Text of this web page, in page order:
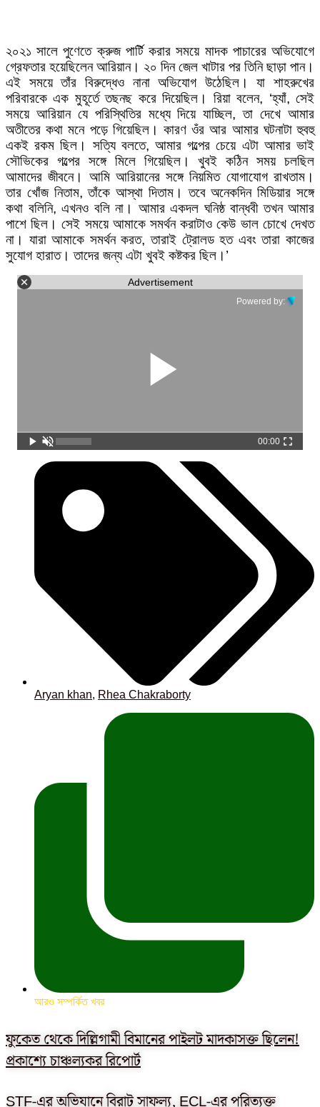
২০২১ সালে পুণেতে ক্রুজ পার্টি করার সময়ে মাদক পাচারের অভিযোগে
গ্রেফতার হয়েছিলেন আরিয়ান। ২০ দিন জেল খাটার পর তিনি ছাড়া পান।
এই সময়ে তাঁর বিরুদ্ধেও নানা অভিযোগ উঠেছিল। যা শাহরুখের
পরিবারকে এক মুহূর্তে তছনছ করে দিয়েছিল। রিয়া বলেন, ‘হ্যাঁ, সেই
সময়ে আরিয়ান যে পরিস্থিতির মধ্যে দিয়ে যাচ্ছিল, তা দেখে আমার
অতীতের কথা মনে পড়ে গিয়েছিল। কারণ ওঁর আর আমার ঘটনাটা হুবহু
একই রকম ছিল। সত্যি বলতে, আমার গল্পের চেয়ে এটা আমার ভাই
সৌভিকের গল্পের সঙ্গে মিলে গিয়েছিল। খুবই কঠিন সময় চলছিল
আমাদের জীবনে। আমি আরিয়ানের সঙ্গে নিয়মিত যোগাযোগ রাখতাম।
তার খোঁজ নিতাম, তাঁকে আস্থা দিতাম। তবে অনেকদিন মিডিয়ার সঙ্গে
কথা বলিনি, এখনও বলি না। আমার একদল ঘনিষ্ঠ বান্ধবী তখন আমার
পাশে ছিল। সেই সময়ে আমাকে সমর্থন করাটাও কেউ ভাল চোখে দেখত
না। যারা আমাকে সমর্থন করত, তারাই ট্রোলড হত এবং তারা কাজের
সুযোগ হারাত। তাদের জন্য এটা খুবই কষ্টকর ছিল।’
Advertisement
Powered by:
00:00
Aryan khan, Rhea Chakraborty
আরও সম্পর্কিত খবর
ফুকেত থেকে দিল্লিগামী বিমানের পাইলট মাদকাসক্ত ছিলেন!
প্রকাশ্যে চাঞ্চল্যকর রিপোর্ট
STF-এর অভিযানে বিরাট সাফল্য, ECL-এর পরিত্যক্ত